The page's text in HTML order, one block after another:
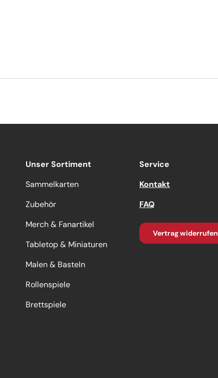
Unser Sortiment
Sammelkarten
Zubehör
Merch & Fanartikel
Tabletop & Miniaturen
Malen & Basteln
Rollenspiele
Brettspiele
Service
Kontakt
FAQ
Vertrag widerrufen